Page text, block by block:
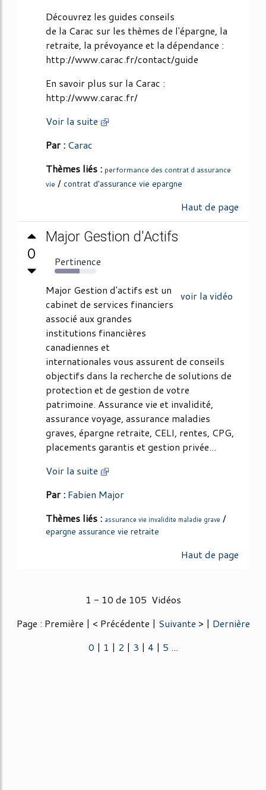
Découvrez les guides conseils
de la Carac sur les thèmes de l'épargne, la
retraite, la prévoyance et la dépendance :
http://www.carac.fr/contact/guide
En savoir plus sur la Carac :
http://www.carac.fr/
Voir la suite
Par : Carac
Thèmes liés : performance des contrat d assurance
vie / contrat d'assurance vie epargne
Haut de page
0
Major Gestion d'Actifs
Pertinence
60%
voir la vidéo
Major Gestion d'actifs est un
cabinet de services financiers
associé aux grandes
institutions financières
canadiennes et
internationales vous assurent de conseils
objectifs dans la recherche de solutions de
protection et de gestion de votre
patrimoine. Assurance vie et invalidité,
assurance voyage, assurance maladies
graves, épargne retraite, CELI, rentes, CPG,
placements garantis et gestion privée...
Voir la suite
Par : Fabien Major
Thèmes liés : assurance vie invalidite maladie grave /
epargne assurance vie retraite
Haut de page
1 - 10 de 105 Vidéos
Page : Première | < Précédente | Suivante > | Dernière
0 | 1 | 2 | 3 | 4 | 5 ...